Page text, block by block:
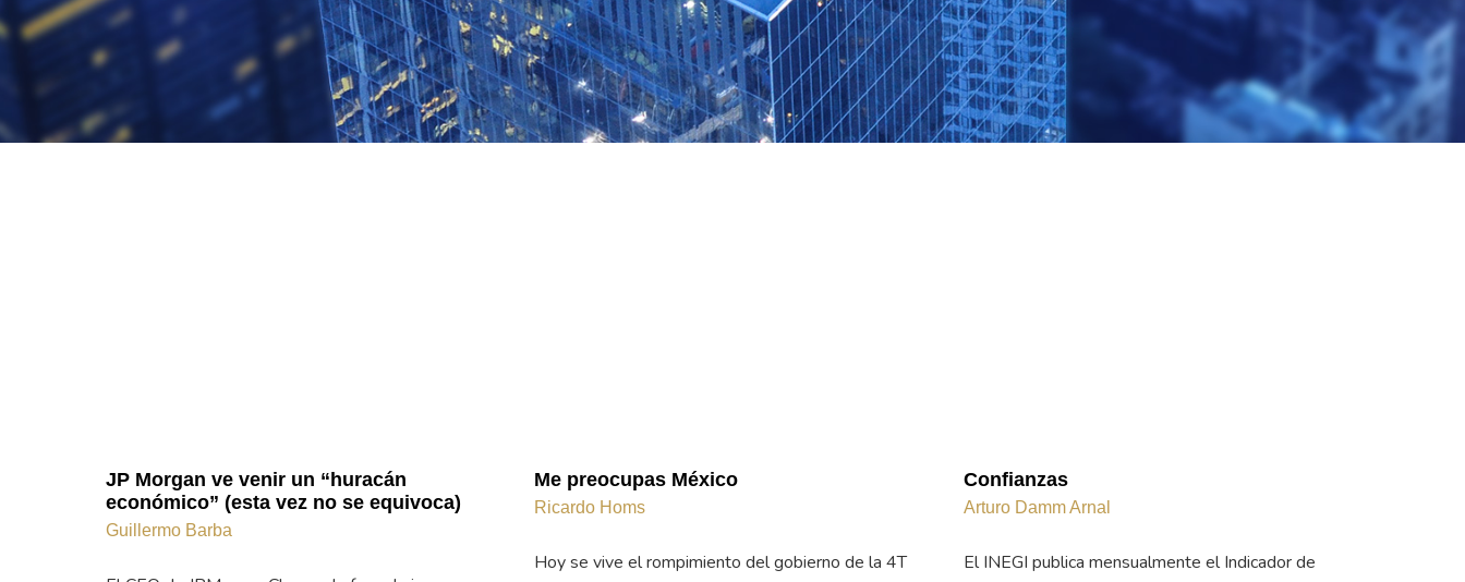
JP Morgan ve venir un “huracán
económico” (esta vez no se equivoca)
Guillermo Barba
Me preocupas México
Ricardo Homs
Hoy se vive el rompimiento del gobierno de la 4T
Confianzas
Arturo Damm Arnal
El INEGI publica mensualmente el Indicador de